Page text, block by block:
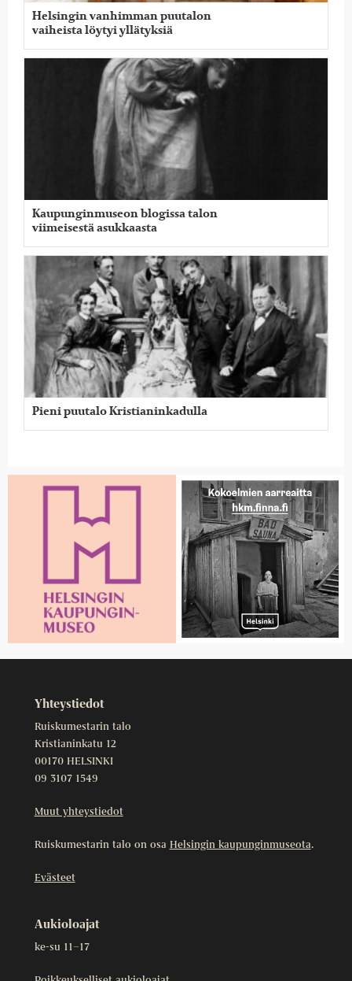
Helsingin vanhimman puutalon
vaiheista löytyi yllätyksiä
Kaupunginmuseon blogissa talon
viimeisestä asukkaasta
Pieni puutalo Kristianinkadulla
Yhteystiedot
Ruiskumestarin talo
Kristianinkatu 12
00170 HELSINKI
09 3107 1549
Muut yhteystiedot
Ruiskumestarin talo on osa Helsingin kaupunginmuseota.
Evästeet
Aukioloajat
ke-su 11–17